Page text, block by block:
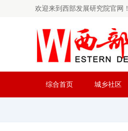
欢迎来到西部发展研究院官网！
综合首页 城乡社区